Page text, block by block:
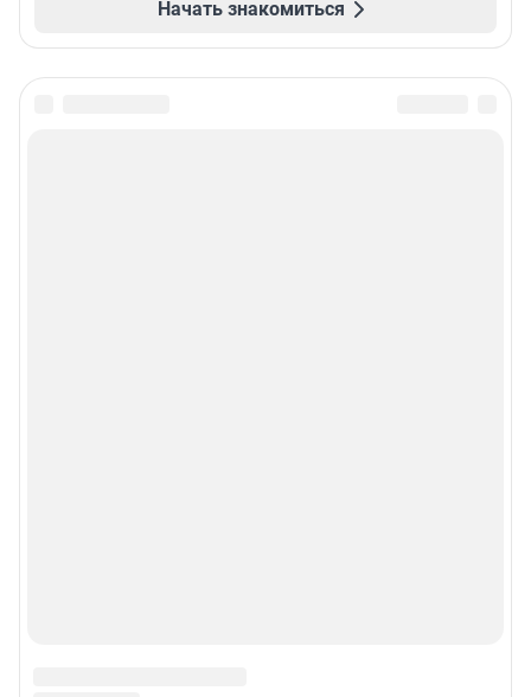
Начать знакомиться